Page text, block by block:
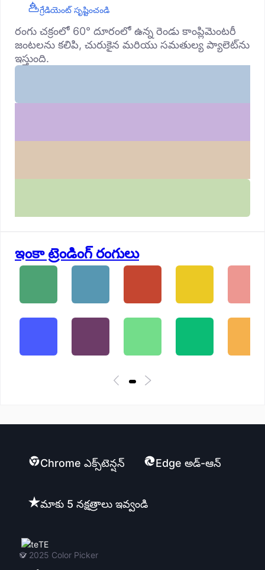
గ్రేడియెంట్ సృష్టించండి
రంగు చక్రంలో 60° దూరంలో ఉన్న రెండు కాంప్లిమెంటరీ
జంటలను కలిపి, చురుకైన మరియు సమతుల్య ప్యాలెట్‌ను
ఇస్తుంది.
ఇంకా ట్రెండింగ్ రంగులు
Chrome ఎక్స్‌టెన్షన్ Edge అడ్-ఆన్
మాకు 5 నక్షత్రాలు ఇవ్వండి
TE
© 2025 Color Picker